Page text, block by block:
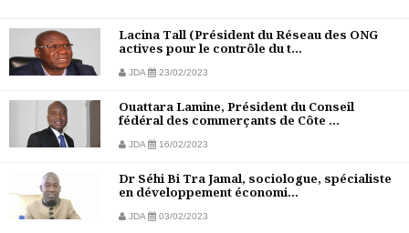
Lacina Tall (Président du Réseau des ONG
actives pour le contrôle du t...
JDA 23/02/2023
Ouattara Lamine, Président du Conseil
fédéral des commerçants de Côte ...
JDA 16/02/2023
Dr Séhi Bi Tra Jamal, sociologue, spécialiste
en développement économi...
JDA 03/02/2023